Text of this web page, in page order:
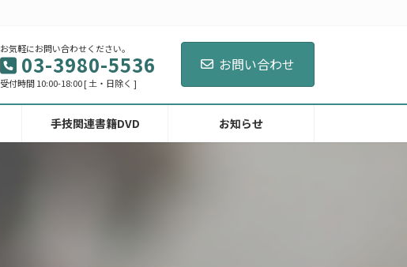
お気軽にお問い合わせください。
03-3980-5536
受付時間 10:00-18:00 [ 土・日除く ]
お問い合わせ
手技関連書籍DVD お知らせ